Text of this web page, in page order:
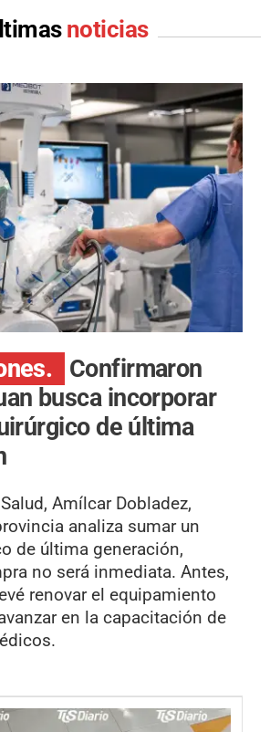
noticias
Confirmaron
busca incorporar
de última
Amílcar Dobladez,
analiza sumar un
de última generación,
no será inmediata. Antes,
renovar el equipamiento
en la capacitación de